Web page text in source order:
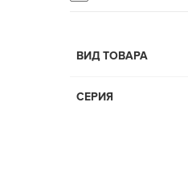
ВИД ТОВАРА
СЕРИЯ